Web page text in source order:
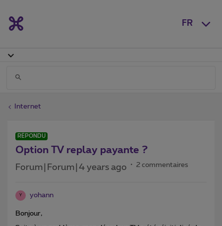
FR
Internet
RÉPONDU
Option TV replay payante ?
Forum|Forum|4 years ago 2 commentaires
Y yohann
Bonjour,